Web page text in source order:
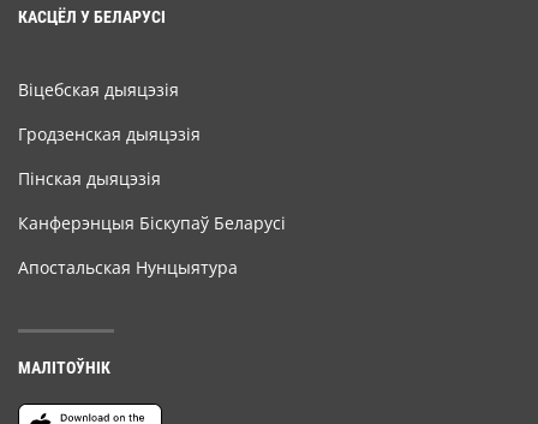
КАСЦЁЛ У БЕЛАРУСІ
Віцебская дыяцэзія
Гродзенская дыяцэзія
Пінская дыяцэзія
Канферэнцыя Біскупаў Беларусі
Апостальская Нунцыятура
МАЛІТОЎНІК